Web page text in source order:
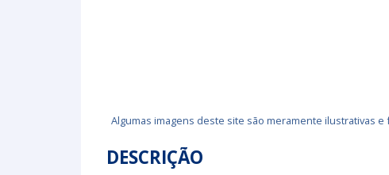
Algumas imagens deste site são meramente ilustrativas e
DESCRIÇÃO